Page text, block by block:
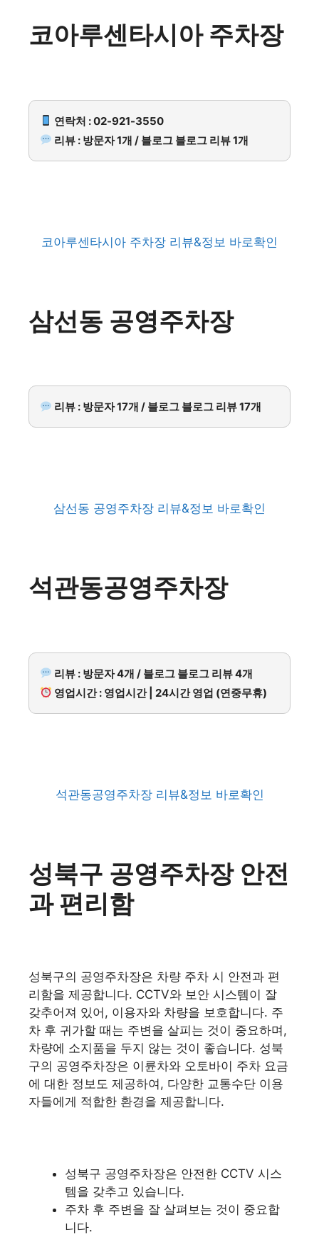
코아루센타시아 주차장
연락처 : 02-921-3550
리뷰 : 방문자 1개 / 블로그 블로그 리뷰 1개
코아루센타시아 주차장 리뷰&정보 바로확인
삼선동 공영주차장
리뷰 : 방문자 17개 / 블로그 블로그 리뷰 17개
삼선동 공영주차장 리뷰&정보 바로확인
석관동공영주차장
리뷰 : 방문자 4개 / 블로그 블로그 리뷰 4개
영업시간 : 영업시간 | 24시간 영업 (연중무휴)
석관동공영주차장 리뷰&정보 바로확인
성북구 공영주차장 안전
과 편리함
성북구의 공영주차장은 차량 주차 시 안전과 편
리함을 제공합니다. CCTV와 보안 시스템이 잘
갖추어져 있어, 이용자와 차량을 보호합니다. 주
차 후 귀가할 때는 주변을 살피는 것이 중요하며,
차량에 소지품을 두지 않는 것이 좋습니다. 성북
구의 공영주차장은 이륜차와 오토바이 주차 요금
에 대한 정보도 제공하여, 다양한 교통수단 이용
자들에게 적합한 환경을 제공합니다.
성북구 공영주차장은 안전한 CCTV 시스
템을 갖추고 있습니다.
주차 후 주변을 잘 살펴보는 것이 중요합
니다.